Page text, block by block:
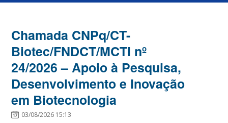
Chamada CNPq/CT-
Biotec/FNDCT/MCTI nº
24/2026 – Apoio à Pesquisa,
Desenvolvimento e Inovação
em Biotecnologia
03/08/2026 15:13